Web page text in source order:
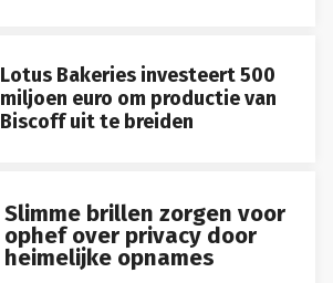
Lotus Bakeries investeert 500
miljoen euro om productie van
Biscoff uit te breiden
Slimme brillen zorgen voor
ophef over privacy door
heimelijke opnames